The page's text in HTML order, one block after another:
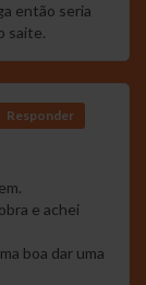
então seria
saite.
Responder
e achei
boa dar uma